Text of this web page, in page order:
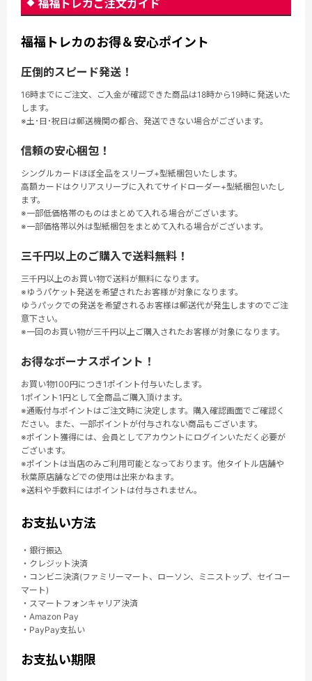
福福トレカご注文ガイド
福福トレカのお得＆安心ポイント
圧倒的スピード発送！
16時までにご注文、ご入金が確認できた商品は18時から19時に発送いた
します。
※土･日･祝日は郵送機関の都合、発送できない場合がございます。
信頼の安心梱包！
シングルカードほぼ全品をスリーブ+型紙梱包いたします。
高額カードはクリアスリーブに入れてサイドローダー+型紙梱包いたし
ます。
※一部低価格帯のものはまとめて入れる場合がございます。
※一部価格帯以外は型紙梱包をまとめて入れる場合がございます。
三千円以上のご購入で送料無料！
三千円以上のお買い物で送料が無料になります。
※ゆうパケット発送を希望されたお客様が対象になります。
ゆうパックでの発送を希望されるお客様は郵送代が発生しますのでご注
意下さい。
※一回のお買い物が三千円以上ご購入されたお客様が対象になります。
お得なボーナスポイント！
お買い物100円につき1ポイント付与いたします。
1ポイント1円として全商品ご購入頂けます。
※通販付与ポイントはご注文時に決定します。購入確認画面でご確認く
ださい。また、一部ポイントが付与されない商品もございます。
※ポイント獲得には、会員としてアカウントにログインいただく必要が
ございます。
※ポイントは当店のみご利用可能となっております。他タイトル店舗や
秋葉原店舗などでの使用は出来かねます。
※送料や手数料にはポイントは付与されません。
お支払い方法
・銀行振込
・クレジット決済
・コンビニ決済(ファミリーマート、ローソン、ミニストップ、セイコー
マート)
・スマートフォンキャリア決済
・Amazon Pay
・PayPay支払い
お支払い期限